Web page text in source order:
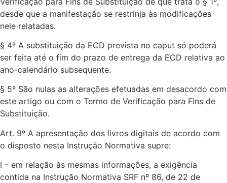
desde que a manifestação se restrinja às modificações
nele relatadas.
§ 4º A substituição da ECD prevista no caput só poderá
ser feita até o fim do prazo de entrega da ECD relativa ao
ano-calendário subsequente.
§ 5º São nulas as alterações efetuadas em desacordo com
este artigo ou com o Termo de Verificação para Fins de
Substituição.
Art. 9º A apresentação dos livros digitais de acordo com
o disposto nesta Instrução Normativa supre:
I – em relação às mesmas informações, a exigência
contida na Instrução Normativa SRF nº 86, de 22 de